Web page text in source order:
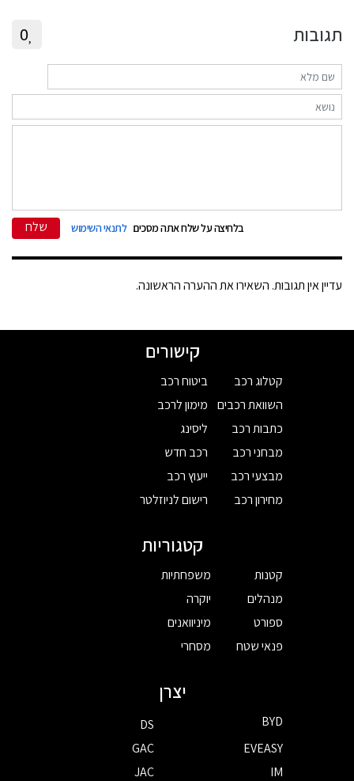
תגובות 0
בלחיצה על שלח אתה מסכים לתנאי השימוש שלח
עדיין אין תגובות. השאירו את ההערה הראשונה.
קישורים
קטלוג רכב
השוואת רכבים
כתבות רכב
מבחני רכב
מבצעי רכב
מחירון רכב
ביטוח רכב
מימון לרכב
ליסינג
רכב חדש
ייעוץ רכב
רישום לניוזלטר
קטגוריות
קטנות
מנהלים
ספורט
פנאי שטח
משפחתיות
יוקרה
מיניוואנים
מסחרי
יצרן
BYD
DS
EVEASY
GAC
IM
JAC